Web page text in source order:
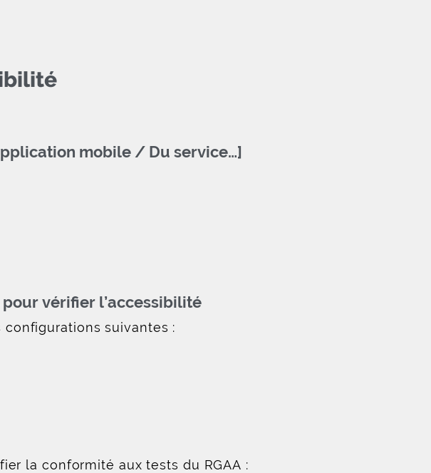
mobile / Du service…]
vérifier l’accessibilité
suivantes :
la conformité aux tests du RGAA :